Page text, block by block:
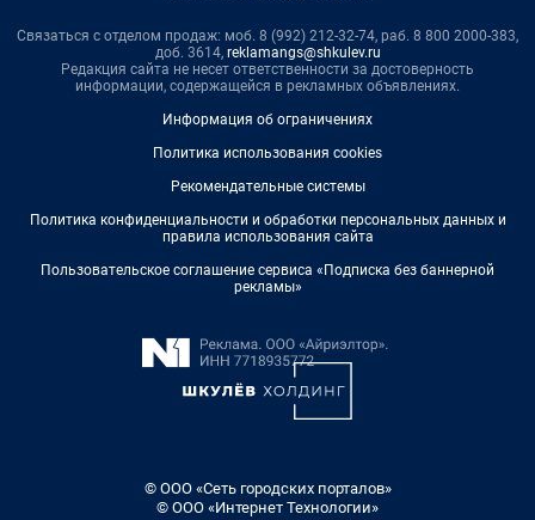
Связаться с отделом продаж: моб. 8 (992) 212-32-74, раб. 8 800 2000-383,
доб. 3614, reklamangs@shkulev.ru
Редакция сайта не несет ответственности за достоверность
информации, содержащейся в рекламных объявлениях.
Информация об ограничениях
Политика использования cookies
Рекомендательные системы
Политика конфиденциальности и обработки персональных данных и
правила использования сайта
Пользовательское соглашение сервиса «Подписка без баннерной
рекламы»
© ООО «Сеть городских порталов»
© ООО «Интернет Технологии»